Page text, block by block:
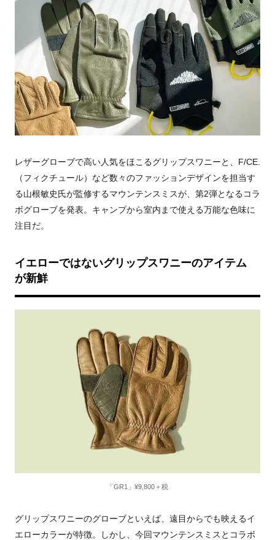
レザーグローブで高い人気をほこるグリップスワニーと、 F/CE.
（フィクチュール）など数々のファッションデザインを担当す
る山根敏史氏が監修するマウンテンスミスが、第2弾となるコラ
ボグローブを発表。キャンプから室内まで使える万能な色味に
注目だ。
イエローではないグリップスワニーのアイテム
が新鮮
「GR1」¥9,800＋税
グリップスワニーのグローブといえば、遠目からでも映えるイ
エローカラーが特徴。しかし、今回マウンテンスミスとコラボ